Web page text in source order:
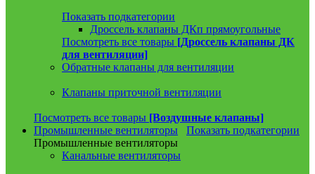
Показать подкатегории
Дроссель клапаны ДКп прямоугольные
Посмотреть все товары [Дроссель клапаны ДК
для вентиляции]
Обратные клапаны для вентиляции
Клапаны приточной вентиляции
Посмотреть все товары [Воздушные клапаны]
Промышленные вентиляторы
Показать подкатегории
Промышленные вентиляторы
Канальные вентиляторы